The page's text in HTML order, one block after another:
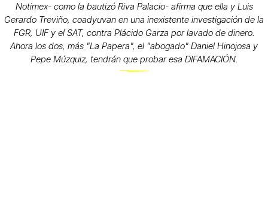
Notimex- como la bautizó Riva Palacio- afirma que ella y Luis
Gerardo Treviño, coadyuvan en una inexistente investigación de la
FGR, UIF y el SAT, contra Plácido Garza por lavado de dinero.
Ahora los dos, más "La Papera", el "abogado" Daniel Hinojosa y
Pepe Múzquiz, tendrán que probar esa DIFAMACIÓN.